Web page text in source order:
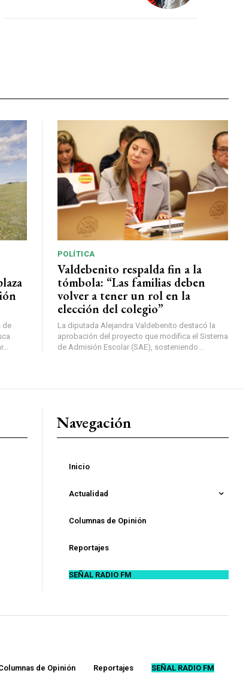
de
POLÍTICA
Valdebenito respalda fin a la
tómbola: “Las familias deben
volver a tener un rol en la
elección del colegio”
La diputada Alejandra Valdebenito destacó la
aprobación del proyecto que modifica el Sistema
de Admisión Escolar (SAE), sosteniendo...
Navegación
Inicio
Actualidad
Columnas de Opinión
Reportajes
SEÑAL RADIO FM
de Opinión Reportajes SEÑAL RADIO FM